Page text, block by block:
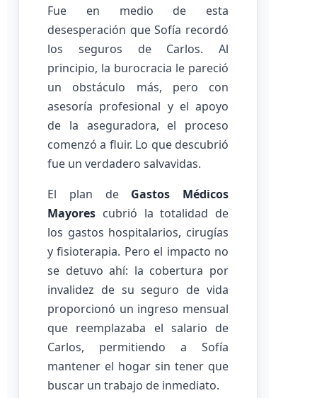
Fue en medio de esta
desesperación que Sofía recordó
los seguros de Carlos. Al
principio, la burocracia le pareció
un obstáculo más, pero con
asesoría profesional y el apoyo
de la aseguradora, el proceso
comenzó a fluir. Lo que descubrió
fue un verdadero salvavidas.
El plan de Gastos Médicos
Mayores cubrió la totalidad de
los gastos hospitalarios, cirugías
y fisioterapia. Pero el impacto no
se detuvo ahí: la cobertura por
invalidez de su seguro de vida
proporcionó un ingreso mensual
que reemplazaba el salario de
Carlos, permitiendo a Sofía
mantener el hogar sin tener que
buscar un trabajo de inmediato.